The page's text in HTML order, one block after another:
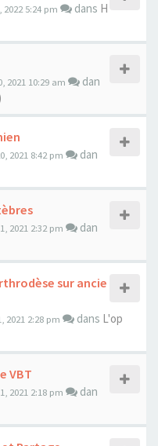
2022 5:24 pm dans H
2021 10:29 am
dan
2021 8:42 pm
dan
2021 2:32 pm
dan
sur ancie
2021 2:28 pm dans L'op
VBT
2021 2:18 pm
dan